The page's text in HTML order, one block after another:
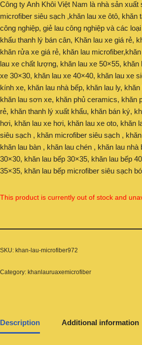
Công ty Anh Khôi Việt Nam là nhà sản xuất
microfiber siêu sạch ,khăn lau xe ôtô, khăn
công nghiệp, giẻ lau công nghiệp và các
khẩu thanh lý bán cân, Khăn lau xe giá rẻ,
khăn rửa xe giá rẻ, khăn lau
lau xe chất lượng, khăn lau xe 50×55, khăn
xe 30×30, khăn lau xe 40×40, khăn lau xe
kính xe, khăn lau nhà bếp, khăn lau ly,
khăn lau sơn xe, khăn phủ ceramics, khăn
rẻ, khăn thanh lý xuất khẩu, khăn bán ký,
hơi, khăn lau xe hơi, khăn lau xe oto, khăn
siêu sạch , khăn microfiber siêu sạch ,
khăn lau bàn , khăn lau chén , khăn lau nhà
30×30, khăn lau bếp 30×35, khăn lau bếp
35×35, khăn lau bếp microfiber siêu sạch
This product is currently out of stock and
SKU: khan-lau-microfiber972
Category: khanlauruaxemicrofiber
Description Additional information